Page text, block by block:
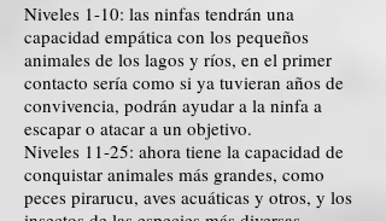
Niveles 1-10: las ninfas tendrán una
capacidad empática con los pequeños
animales de los lagos y ríos, en el primer
contacto sería como si ya tuvieran años de
convivencia, podrán ayudar a la ninfa a
escapar o atacar a un objetivo.
Niveles 11-25: ahora tiene la capacidad de
conquistar animales más grandes, como
peces pirarucu, aves acuáticas y otros, y los